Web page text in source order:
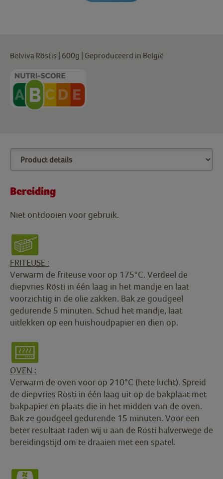
Belviva Röstis | 600g | Geproduceerd in België
Bereiding
Niet ontdooien voor gebruik.
FRITEUSE :
Verwarm de friteuse voor op 175°C. Verdeel de
diepvries Rösti in één laag in het mandje en laat
voorzichtig in de olie zakken. Bak ze goudgeel
gedurende 5 minuten. Schud het mandje, laat
uitlekken op een huishoudpapier en dien op.
OVEN :
Verwarm de oven voor op 210°C (hete lucht). Spreid
de diepvries Rösti in één laag uit op de bakplaat met
bakpapier en plaats die in het midden van de oven.
Bak ze goudgeel gedurende 15 minuten. Voor een
beter resultaat raden wij u aan de Rösti halverwege de
bereidingstijd om te draaien met een spatel.